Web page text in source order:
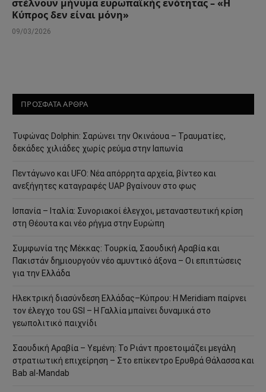
στέλνουν μήνυμα ευρωπαϊκής ενότητας – «Η
Κύπρος δεν είναι μόνη»
09/03/2026
ΠΡΟΣΦΑΤΑ ΑΡΘΡΑ
Τυφώνας Dolphin: Σαρώνει την Οκινάουα – Τραυματίες,
δεκάδες χιλιάδες χωρίς ρεύμα στην Ιαπωνία
Πεντάγωνο και UFO: Νέα απόρρητα αρχεία, βίντεο και
ανεξήγητες καταγραφές UAP βγαίνουν στο φως
Ισπανία – Ιταλία: Συνοριακοί έλεγχοι, μεταναστευτική κρίση
στη Θέουτα και νέο ρήγμα στην Ευρώπη
Συμφωνία της Μέκκας: Τουρκία, Σαουδική Αραβία και
Πακιστάν δημιουργούν νέο αμυντικό άξονα – Οι επιπτώσεις
για την Ελλάδα
Ηλεκτρική διασύνδεση Ελλάδας–Κύπρου: Η Meridiam παίρνει
τον έλεγχο του GSI – Η Γαλλία μπαίνει δυναμικά στο
γεωπολιτικό παιχνίδι
Σαουδική Αραβία – Υεμένη: Το Ριάντ προετοιμάζει μεγάλη
στρατιωτική επιχείρηση – Στο επίκεντρο Ερυθρά Θάλασσα και
Bab al-Mandab